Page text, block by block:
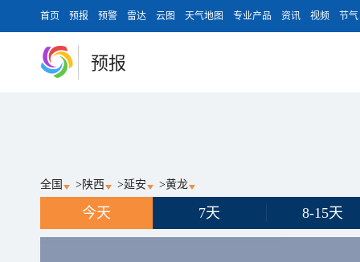
首页 预报 预警 雷达 云图 天气地图 专业产品 资讯 视频 节气
预报
全国 > 陕西 >延安 >黄龙
今天 7天 8-15天